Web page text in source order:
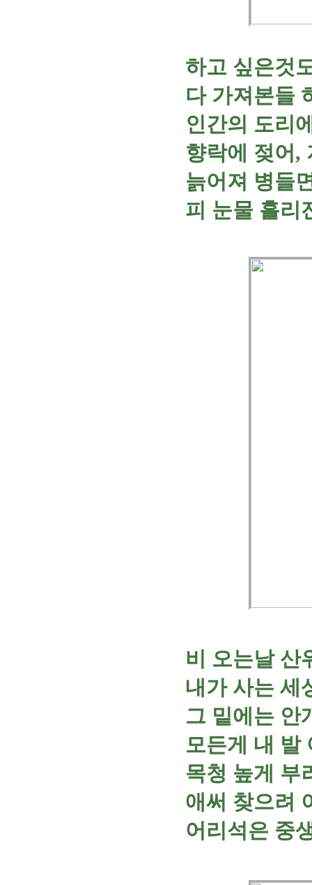
하고 싶은것
다 가져본들
인간의 도리
향락에 젖어,
늙어져 병들
피 눈물 흘리
비 오는날 산
내가 사는 세
그 밑에는 안
모든게 내 발
목청 높게 부
애써 찾으려
어리석은 중